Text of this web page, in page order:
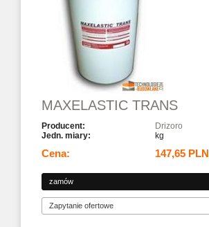
MAXELASTIC TRANS
Drizoro
kg
147,65 PLN